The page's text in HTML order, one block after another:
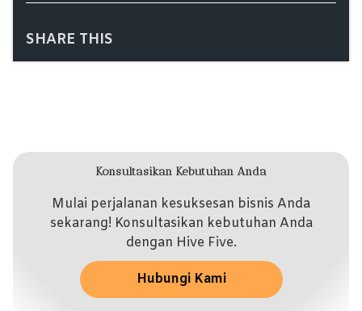
SHARE THIS
Konsultasikan Kebutuhan Anda
Mulai perjalanan kesuksesan bisnis Anda
sekarang! Konsultasikan kebutuhan Anda
dengan Hive Five.
Hubungi Kami